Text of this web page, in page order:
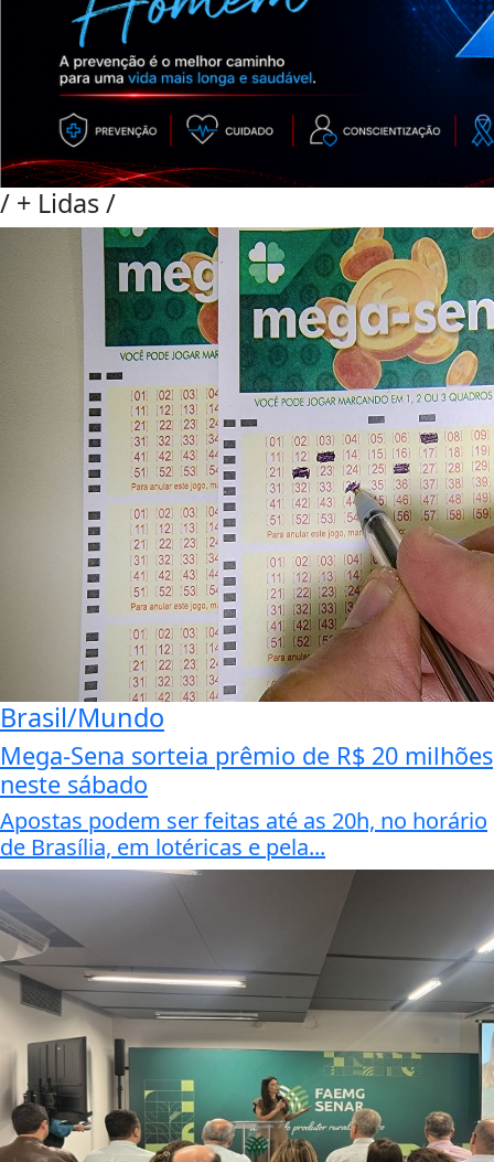
/ + Lidas/
Brasil/Mundo
Mega-Sena sorteia prêmio de R$ 20 milhões
neste sábado
Apostas podem ser feitas até as 20h, no horário
de Brasília, em lotéricas e pela...